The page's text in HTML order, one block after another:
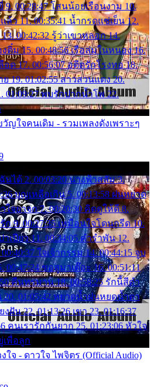
9. 00:28:47 โสนน้อยเรือนงาม 10.
ล้ว 11. 00:35:41 น้ำกรดแช่เย็น 12.
00:42:32 รู้ว่าเขาหลอก 14.
ติ๋ม 15. 00:48:56 เรือล่มในหนอง 16.
อด 17. 00:56:07 อดีตรักโรงทอ 18.
19. 01:02:55 สาวสวนแตง 20.
01:09:27 พบรักปากน้ำโพ 22.
ใจคนเดิม - รวมเพลงดังเพราะๆ
นได้ 2. 00:03:20 นางฟ้าสลัม 3.
บุญเหลือเกิน 5. 00:13:58 ฝนหยาด
ใจยาจก 7. 00:20:30 คิดดูให้ดี 8.
ก 9. 00:27:35 เหมือนใจโดนกรีด 10.
เปียว 11. 00:34:05 คำรำพัน 12.
ใจเจ้ากรรม 14. 00:44:15 จูบ
00:47:24 ขอสูมาเต๊อะ 16. 00:51:11
คืนทรมาน 18. 00:58:25 รักนี้สีดำ
20. 01:05:42 หยาดน้ำฝนหยดน้ำตา
งฝัน 22. 01:13:26 เขา 23. 01:16:37
คนเรารักกันยาก 25. 01:23:06 หัวใจ
เพื่อลูก
ใจ - ดาวใจ ไพจิตร (Official Audio)